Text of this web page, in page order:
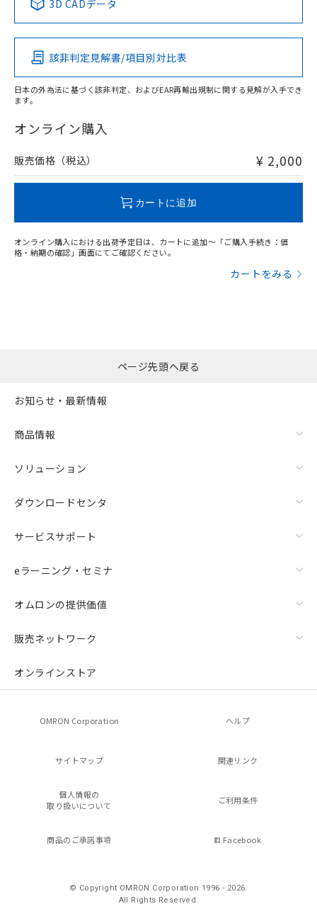
Pb Hg Cd Cr(VI)
O
在庫等で未対応品が混在する可能性があります。
問い合わせください。
この製品の規格認証/適合状況ページへ
その他の認証はこちらのページからご検索ください
3D CADデータ
該非判定見解書/項目別対比表
日本の外為法に基づく該非判定、およびEAR再輸出規制に関する見解が入手でき
ます。
オンライン購入
販売価格（税込） ¥ 2,000
カートに追加
オンライン購入における出荷予定日は、カートに追加～「ご購入手続き：価
格・納期の確認」画面にてご確認ください。
カートをみる
ページ先頭へ戻る
お知らせ・最新情報
商品情報
ソリューション
ダウンロードセンタ
サービスサポート
eラーニング・セミナ
オムロンの提供価値
販売ネットワーク
オンラインストア
OMRON Corporation ヘルプ
サイトマップ 関連リンク
個人情報の
取り扱いについて
ご利用条件
商品のご承諾事項 Facebook
© Copyright OMRON Corporation 1996 - 2026.
All Rights Reserved.